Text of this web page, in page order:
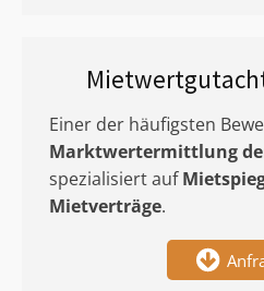
Einer der häufigsten
Marktwertermittlung
spezialisiert auf
Mietverträge.